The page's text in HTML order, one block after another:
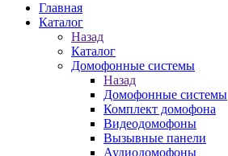
Главная
Каталог
Назад
Каталог
Домофонные системы
Назад
Домофонные системы
Комплект домофона
Видеодомофоны
Вызывные панели
Аудиодомофоны